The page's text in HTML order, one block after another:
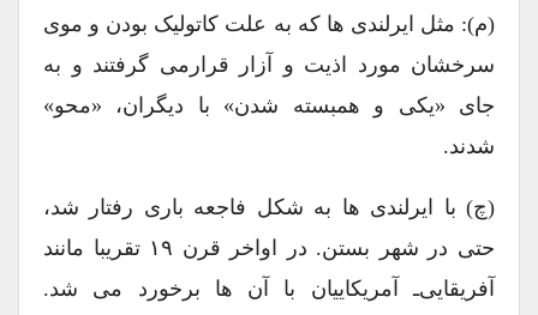
(م): مثل ایرلندی ها که به علت کاتولیک بودن و موی
سرخشان مورد اذیت و آزار قرارمی گرفتند و به
جای «یکی و همبسته شدن» با دیگران، «محو»
شدند.
(چ) با ایرلندی ها به شکل فاجعه باری رفتار شد،
حتی در شهر بستن. در اواخر قرن ۱۹ تقریبا مانند
آفریقایی‌ـ آمریکاییان با آن ها برخورد می شد.